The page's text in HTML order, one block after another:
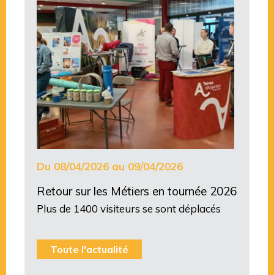
Du 08/04/2026 au 09/04/2026
Retour sur les Métiers en tournée 2026
Plus de 1400 visiteurs se sont déplacés
Toute l'actualité